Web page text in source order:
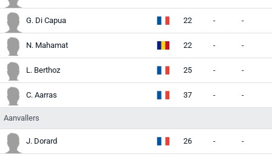
G. Di Capua 22 - -
N. Mahamat 22 - -
L. Berthoz 25 - -
C. Aarras 37 - -
Aanvallers
J. Dorard 26 - -